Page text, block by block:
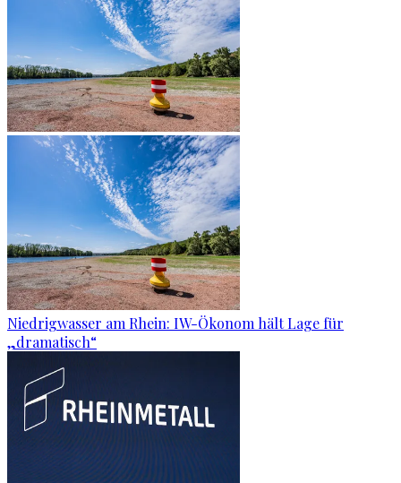
Niedrigwasser am Rhein: IW-Ökonom hält Lage für
„dramatisch“